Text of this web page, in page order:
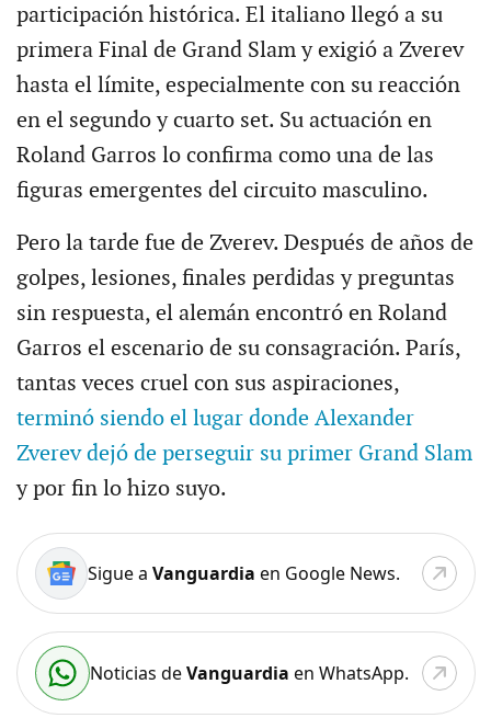
participación histórica. El italiano llegó a su
primera Final de Grand Slam y exigió a Zverev
hasta el límite, especialmente con su reacción
en el segundo y cuarto set. Su actuación en
Roland Garros lo confirma como una de las
figuras emergentes del circuito masculino.
Pero la tarde fue de Zverev. Después de años de
golpes, lesiones, finales perdidas y preguntas
sin respuesta, el alemán encontró en Roland
Garros el escenario de su consagración. París,
tantas veces cruel con sus aspiraciones,
terminó siendo el lugar donde Alexander
Zverev dejó de perseguir su primer Grand Slam
y por fin lo hizo suyo.
Sigue a Vanguardia en Google News.
Noticias deVanguardia en WhatsApp.